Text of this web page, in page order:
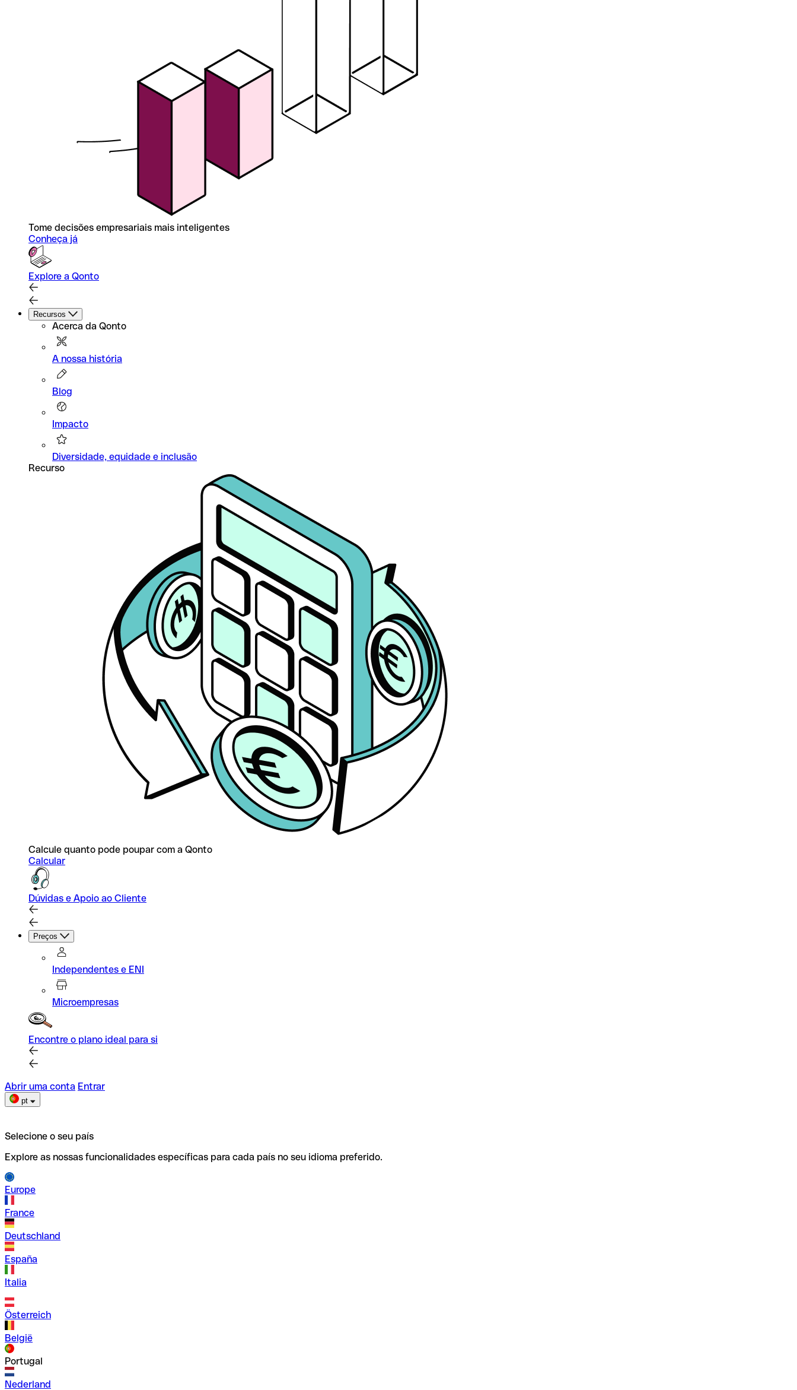
Tome decisões empresariais mais inteligentes
Conheça já
Explore a Qonto
Recursos
Acerca da Qonto
A nossa história
Blog
Impacto
Diversidade, equidade e inclusão
Recurso
Calcule quanto pode poupar com a Qonto
Calcular
Dúvidas e Apoio ao Cliente
Preços
Independentes e ENI
Microempresas
Encontre o plano ideal para si
Abrir uma conta Entrar
pt
Selecione o seu país
Explore as nossas funcionalidades específicas para cada país no seu idioma preferido.
Europe
France
Deutschland
España
Italia
Österreich
België
Portugal
Nederland